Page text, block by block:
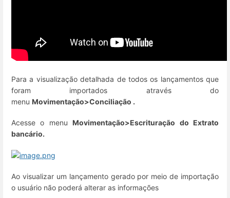
Para a visualização detalhada de todos os lançamentos que
foram importados através do
menu Movimentação>Conciliação .
Acesse o menu Movimentação>Escrituração do Extrato
bancário.
Ao visualizar um lançamento gerado por meio de importação
o usuário não poderá alterar as informações